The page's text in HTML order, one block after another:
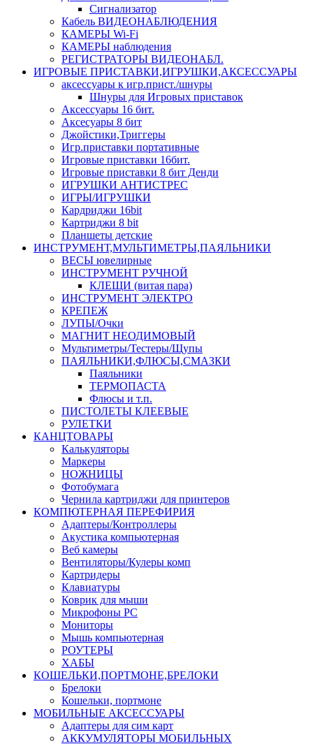
Сигнализатор
Кабель ВИДЕОНАБЛЮДЕНИЯ
КАМЕРЫ Wi-Fi
КАМЕРЫ наблюдения
РЕГИСТРАТОРЫ ВИДЕОНАБЛ.
ИГРОВЫЕ ПРИСТАВКИ,ИГРУШКИ,АКСЕССУАРЫ
аксесcуары к игр.прист./шнуры
Шнуры для Игровых приставок
Аксессуары 16 бит.
Аксесуары 8 бит
Джойстики,Триггеры
Игр.приставки портативные
Игровые приставки 16бит.
Игровые приставки 8 бит Денди
ИГРУШКИ АНТИСТРЕС
ИГРЫ/ИГРУШКИ
Кардриджи 16bit
Картриджи 8 bit
Планшеты детские
ИНСТРУМЕНТ,МУЛЬТИМЕТРЫ,ПАЯЛЬНИКИ
ВЕСЫ ювелирные
ИНСТРУМЕНТ РУЧНОЙ
КЛЕЩИ (витая пара)
ИНСТРУМЕНТ ЭЛЕКТРО
КРЕПЕЖ
ЛУПЫ/Очки
МАГНИТ НЕОДИМОВЫЙ
Мультиметры/Тестеры/Щупы
ПАЯЛЬНИКИ,ФЛЮСЫ,СМАЗКИ
Паяльники
ТЕРМОПАСТА
Флюсы и т.п.
ПИСТОЛЕТЫ КЛЕЕВЫЕ
РУЛЕТКИ
КАНЦТОВАРЫ
Калькуляторы
Маркеры
НОЖНИЦЫ
Фотобумага
Чернила картриджи для принтеров
КОМПЮТЕРНАЯ ПЕРЕФИРИЯ
Адаптеры/Контроллеры
Акустика компьютерная
Веб камеры
Вентиляторы/Кулеры комп
Картридеры
Клавиатуры
Коврик для мыши
Микрофоны PC
Мониторы
Мышь компьютерная
РОУТЕРЫ
ХАБЫ
КОШЕЛЬКИ,ПОРТМОНЕ,БРЕЛОКИ
Брелоки
Кошельки, портмоне
МОБИЛЬНЫЕ АКСЕССУАРЫ
Адаптеры для сим карт
АККУМУЛЯТОРЫ МОБИЛЬНЫХ